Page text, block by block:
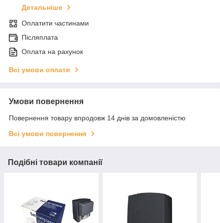
Детальніше
Оплатити частинами
Післяплата
Оплата на рахунок
Всі умови оплати
Умови повернення
Повернення товару впродовж 14 днів за домовленістю
Всі умови повернення
Подібні товари компанії